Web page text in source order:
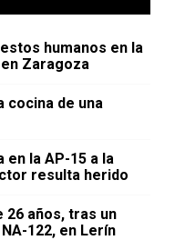
humanos en la
Zaragoza
cocina de una
en la AP-15 a la
resulta herido
26 años, tras un
122, en Lerín